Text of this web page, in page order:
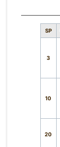
SP
3
10
20